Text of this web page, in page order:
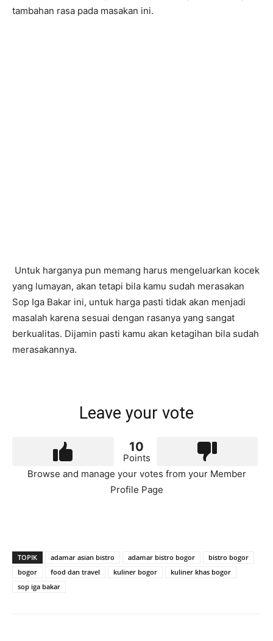
tambahan rasa pada masakan ini.
Untuk harganya pun memang harus mengeluarkan kocek
yang lumayan, akan tetapi bila kamu sudah merasakan
Sop Iga Bakar ini, untuk harga pasti tidak akan menjadi
masalah karena sesuai dengan rasanya yang sangat
berkualitas. Dijamin pasti kamu akan ketagihan bila sudah
merasakannya.
Leave your vote
10
Points
Browse and manage your votes from your Member
Profile Page
TOPIK adamar asian bistro adamar bistro bogor
bistro bogor
bogor
food dan travel kuliner bogor
kuliner khas bogor
sop iga bakar